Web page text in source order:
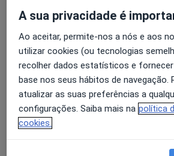
Transtornos Fóbicos
Transtornos de Déficit da
+25a11y_sr_more_diseases
Pacientes que trato
Adultos
Crianças
sobre
A sua privacidade é
Ao aceitar, permite-nos a nós e aos
utilizar cookies (ou tecnologias
recolher dados estatísticos e
base nos seus hábitos de navegação.
atualizar as suas preferências a
configurações. Saiba mais na política
cookies.